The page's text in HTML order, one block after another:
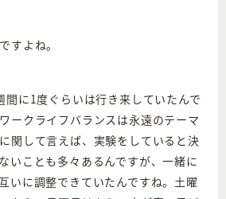
すよね。
に1度ぐらいは行き来していたんで
クライフバランスは永遠のテーマ
関して言えば、実験をしていると決
いことも多々あるんですが、一緒に
いに調整できていたんですね。土曜